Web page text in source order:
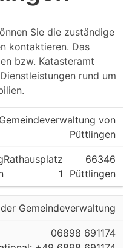
Sie die zuständige
kontaktieren. Das
bzw. Katasteramt
rund um
von
Püttlingen
Rathausplatz
1
66346
Püttlingen
Gemeindeverwaltung
06898 691174